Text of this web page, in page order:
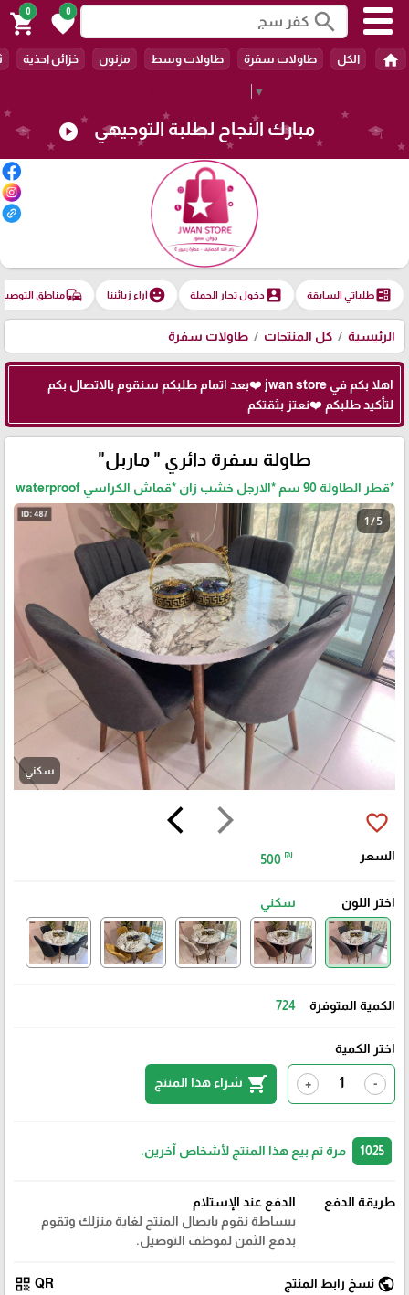
▼
search
0
favorite
0
shopping_cart
home الكل طاولات سفرة طاولات وسط مزنون خزائن احذية
مبارك النجاح لطلبة التوجيهي play_circle
ballotطلباتي السابقة account_boxدخول تجار الجملة emoji_emotionsآراء زبائننا commuteمناطق
الرئيسية كل المنتجات طاولات سفرة
اهلا بكم في jwan store ❤️بعد اتمام طلبكم سنقوم بالاتصال بكم
لتأكيد طلبكم ❤️نعتز بثقتكم
طاولة سفرة دائري " ماربل"
*قطر الطاولة 90 سم *الارجل خشب زان *قماش الكراسي waterproof
1 / 5
سكني
arrow_forward_ios
arrow_back_ios favorite_border
السعر 500 ₪
اختر اللون سكني
الكمية المتوفرة 724
اختر الكمية
-
+
shopping_cart شراء هذا المنتج
مرة تم بيع هذا المنتج لأشخاص آخرين.
طريقة الدفع
الدفع عند الإستلام
ببساطة نقوم بايصال المنتج لغاية منزلك وتقوم
بدفع الثمن لموظف التوصيل.
public نسخ رابط المنتج QR
qr_code